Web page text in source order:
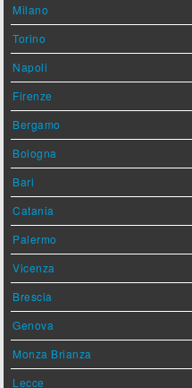
Milano
Torino
Napoli
Firenze
Bergamo
Bologna
Bari
Catania
Palermo
Vicenza
Brescia
Genova
Monza Brianza
Lecce